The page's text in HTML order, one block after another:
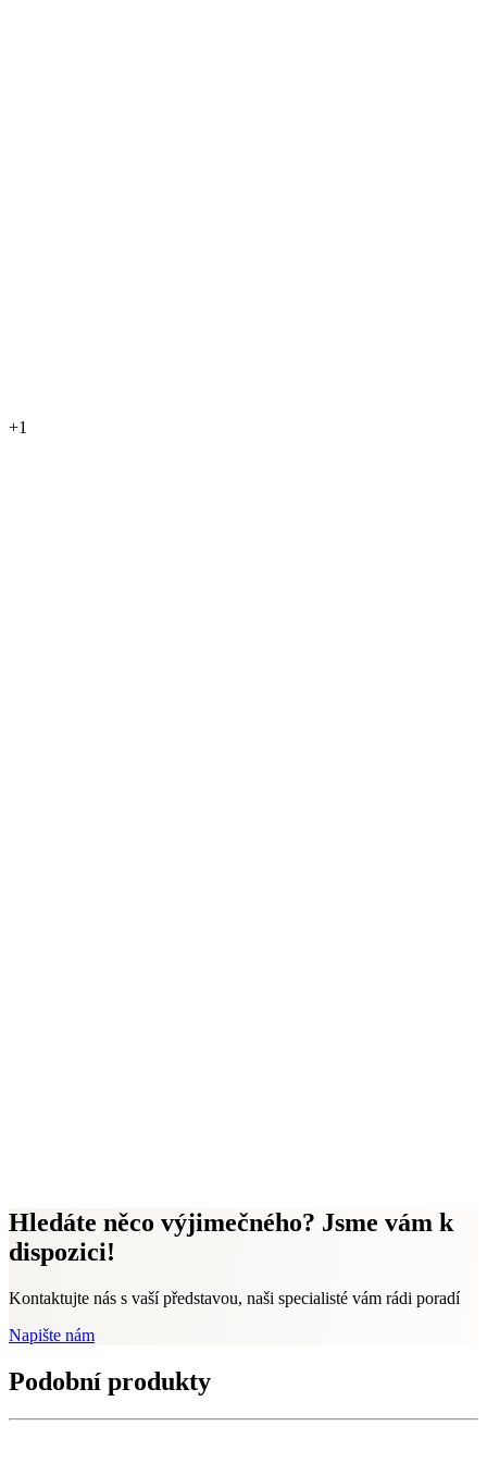
+1
Hledáte něco výjimečného? Jsme vám k
dispozici!
Kontaktujte nás s vaší představou, naši specialisté vám rádi poradí
Napište nám
Podobní produkty